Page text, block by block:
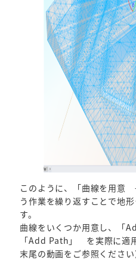
このように、「曲線を用
う作業を繰り返すことで地
す。
曲線をいくつか用意し、
「Add Path」 を実際に適
末尾の動画をご参照ください